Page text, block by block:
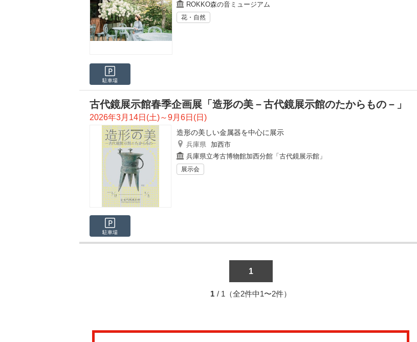
ROKKO森の音ミュージアム
花・自然
駐車場
古代鏡展示館春季企画展「造形の美－古代鏡展示館のたからもの－」
2026年3月14日(土)～9月6日(日)
造形の美しい金属器を中心に展示
兵庫県
加西市
兵庫県立考古博物館加西分館「古代鏡展示館」
展示会
駐車場
1
1 / 1（全2件中1〜2件）